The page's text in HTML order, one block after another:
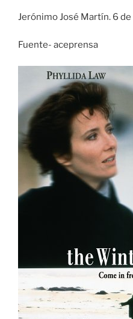
Jerónimo José Martín. 6
Fuente- aceprensa